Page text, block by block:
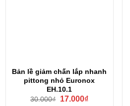
Bản lề giảm chấn lắp nhanh
pittong nhỏ Euronox
EH.10.1
30.000₫ Giá
17.000₫Giá